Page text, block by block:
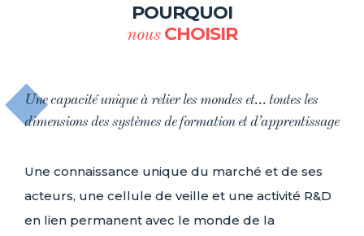
POURQUOI
nousCHOISIR
Une capacité unique à relier les mondes et… toutes les
dimensions des systèmes de formation et d’apprentissage
Une connaissance unique du marché et de ses
acteurs, une cellule de veille et une activité R&D
en lien permanent avec le monde de la